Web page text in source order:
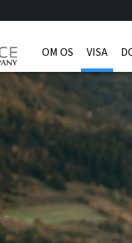
OM OS VISA